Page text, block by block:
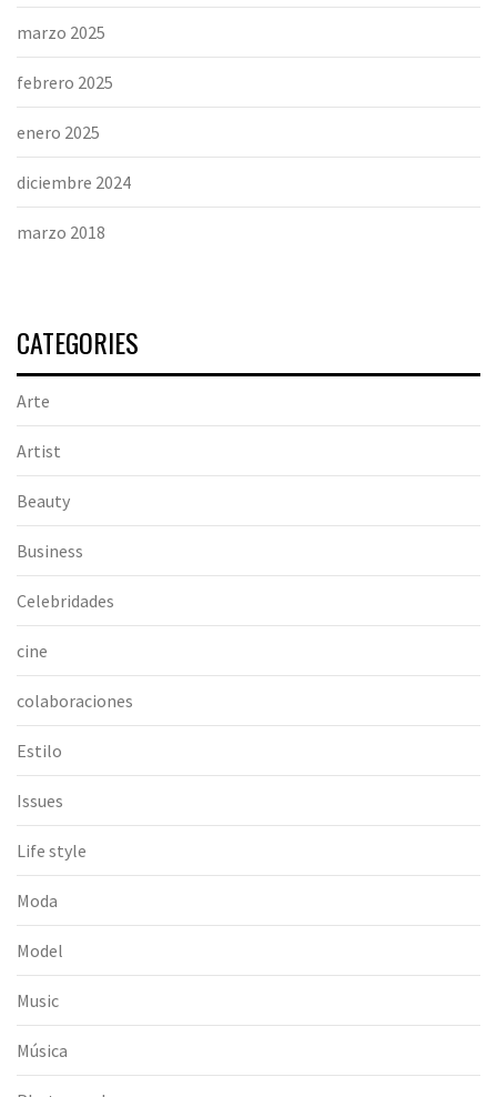
marzo 2025
febrero 2025
enero 2025
diciembre 2024
marzo 2018
CATEGORIES
Arte
Artist
Beauty
Business
Celebridades
cine
colaboraciones
Estilo
Issues
Life style
Moda
Model
Music
Música